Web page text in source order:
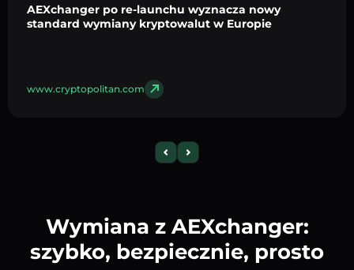
AEXchanger po re-launchu wyznacza nowy
standard wymiany kryptowalut w Europie
www.cryptopolitan.com
Wymiana z AEXchanger:
szybko, bezpiecznie, prosto